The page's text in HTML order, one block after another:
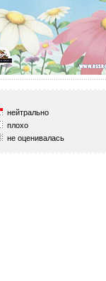
нейтрально
плохо
не оценивалась